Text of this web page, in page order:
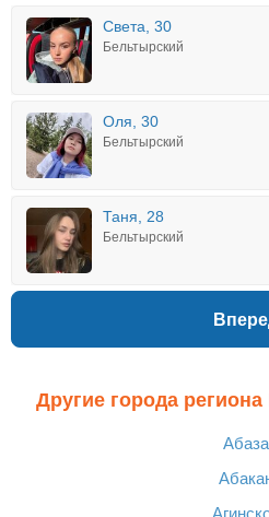
Света, 30
Бельтырский
Оля, 30
Бельтырский
Таня, 28
Бельтырский
Другие города
Абаза